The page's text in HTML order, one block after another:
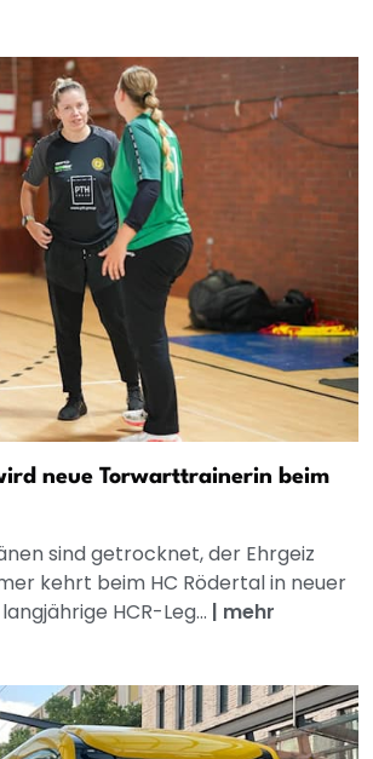
neue Torwarttrainerin beim
sind getrocknet, der Ehrgeiz
kehrt beim HC Rödertal in neuer
HCR-Leg... | mehr